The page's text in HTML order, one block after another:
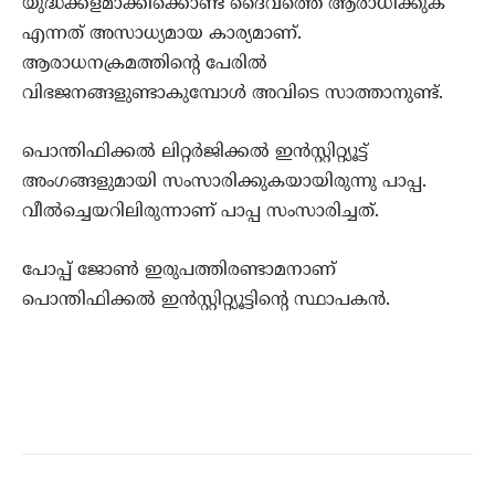
യുദ്ധക്കളമാക്കിക്കൊണ്ട് ദൈവത്തെ ആരാധിക്കുക
എന്നത് അസാധ്യമായ കാര്യമാണ്.
ആരാധനക്രമത്തിന്റെ പേരില്‍
വിഭജനങ്ങളുണ്ടാകുമ്പോള്‍ അവിടെ സാത്താനുണ്ട്.
പൊന്തിഫിക്കല്‍ ലിറ്റര്‍ജിക്കല്‍ ഇന്‍സ്റ്റിറ്റ്യൂട്ട്
അംഗങ്ങളുമായി സംസാരിക്കുകയായിരുന്നു പാപ്പ.
വീല്‍ച്ചെയറിലിരുന്നാണ് പാപ്പ സംസാരിച്ചത്.
പോപ്പ് ജോണ്‍ ഇരുപത്തിരണ്ടാമനാണ്
പൊന്തിഫിക്കല്‍ ഇന്‍സ്റ്റിറ്റ്യൂട്ടിന്റെ സ്ഥാപകന്‍.